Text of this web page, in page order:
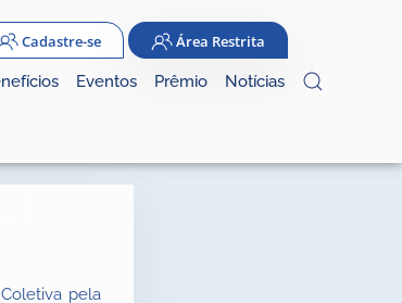
Eventos Prêmio Notícias
Cadastre-se Área Restrita
pela